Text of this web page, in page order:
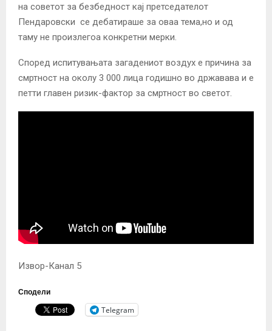
на советот за безбедност кај претседателот
Пендаровски се дебатираше за оваа тема,но и од
таму не произлегоа конкретни мерки.
Според испитувањата загадениот воздух е причина за
смртност на околу 3 000 лица годишно во државава и е
петти главен ризик-фактор за смртност во светот.
Извор-Канал 5
Сподели
Telegram